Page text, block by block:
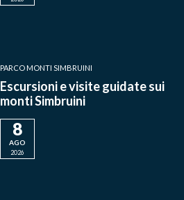
PARCO MONTI SIMBRUINI
Escursioni e visite guidate sui
monti Simbruini
8
AGO
2026